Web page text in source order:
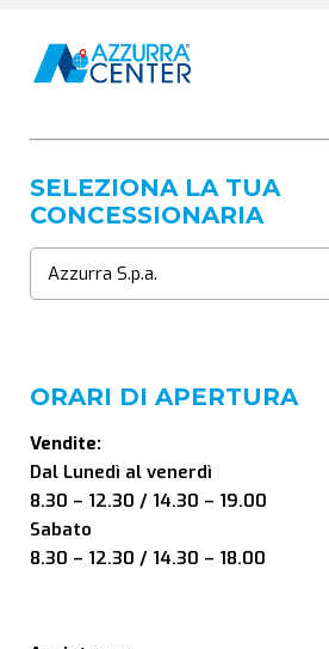
SELEZIONA LA TUA
CONCESSIONARIA
ORARI DI APERTURA
Vendite:
Dal Lunedì al venerdì
8.30 – 12.30 / 14.30 – 19.00
Sabato
8.30 – 12.30 / 14.30 – 18.00